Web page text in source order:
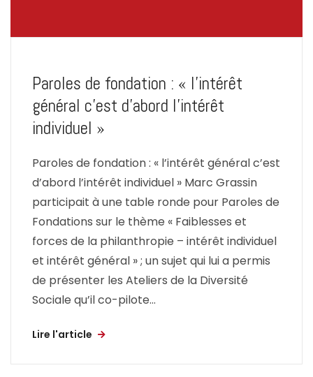
Paroles de fondation : « l’intérêt
général c’est d’abord l’intérêt
individuel »
Paroles de fondation : « l’intérêt général c’est
d’abord l’intérêt individuel » Marc Grassin
participait à une table ronde pour Paroles de
Fondations sur le thème « Faiblesses et
forces de la philanthropie – intérêt individuel
et intérêt général » ; un sujet qui lui a permis
de présenter les Ateliers de la Diversité
Sociale qu’il co-pilote...
Lire l'article